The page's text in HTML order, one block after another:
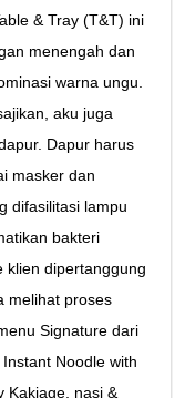
& Tray (T&T) ini
menengah dan
warna ungu.
aku juga
Dapur harus
masker dan
difasilitasi lampu
bakteri
klien dipertanggung
melihat proses
Signature dari
Noodle with
Kakiage, nasi &